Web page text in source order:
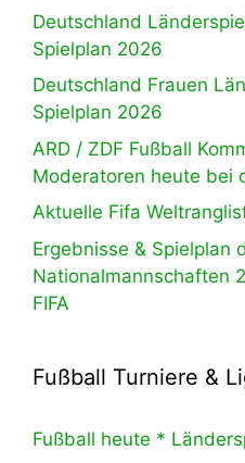
Deutschland
Spielplan 2026
Deutschland Frauen
Spielplan 2026
ARD / ZDF Fußball
Moderatoren heute bei
Aktuelle Fifa
Ergebnisse & Spielplan
Nationalmannschaften
FIFA
Fußball Turniere &
Fußball heute *